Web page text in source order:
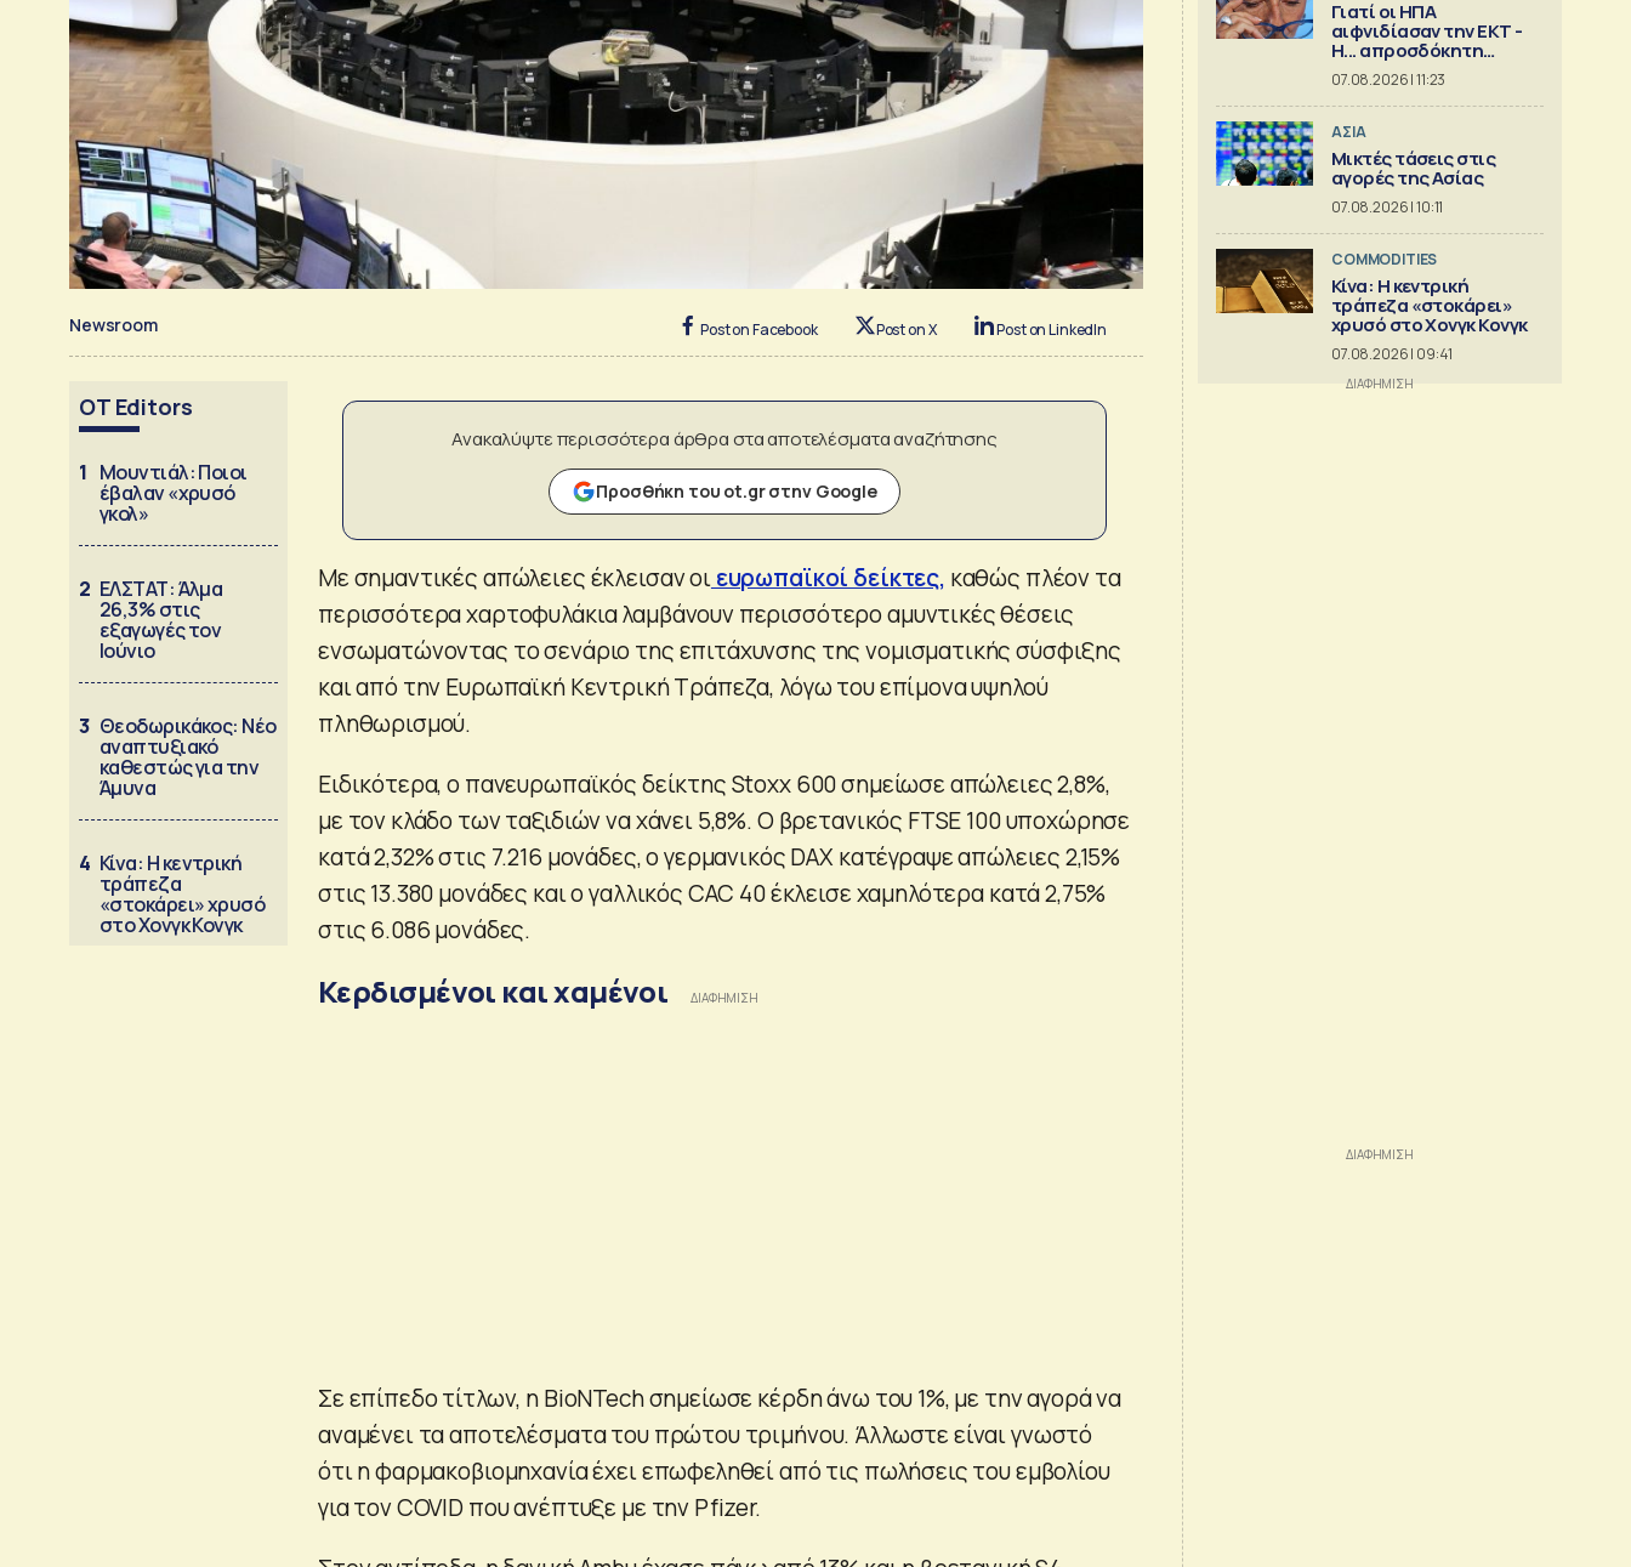
Newsroom Post on Facebook Post on X Post on LinkedIn
OT Editors
1 Μουντιάλ: Ποιοι
έβαλαν «χρυσό
γκολ»
2 ΕΛΣΤΑΤ: Άλμα
26,3% στις
εξαγωγές τον
Ιούνιο
3 Θεοδωρικάκος: Νέο
αναπτυξιακό
καθεστώς για την
Άμυνα
4 Κίνα: Η κεντρική
τράπεζα
«στοκάρει» χρυσό
στο Χονγκ Κονγκ
Ανακαλύψτε περισσότερα άρθρα στα αποτελέσματα αναζήτησης
Προσθήκη του ot.gr στην Google
Με σημαντικές απώλειες έκλεισαν οιευρωπαϊκοί δείκτες, καθώς πλέον τα
περισσότερα χαρτοφυλάκια λαμβάνουν περισσότερο αμυντικές θέσεις
ενσωματώνοντας το σενάριο της επιτάχυνσης της νομισματικής σύσφιξης
και από την Ευρωπαϊκή Κεντρική Τράπεζα, λόγω του επίμονα υψηλού
πληθωρισμού.
Ειδικότερα, ο πανευρωπαϊκός δείκτης Stoxx 600 σημείωσε απώλειες 2,8%,
με τον κλάδο των ταξιδιών να χάνει 5,8%. Ο βρετανικός FTSE 100 υποχώρησε
κατά 2,32% στις 7.216 μονάδες, ο γερμανικός DAX κατέγραψε απώλειες 2,15%
στις 13.380 μονάδες και ο γαλλικός CAC 40 έκλεισε χαμηλότερα κατά 2,75%
στις 6.086 μονάδες.
Κερδισμένοι και χαμένοι
Σε επίπεδο τίτλων, η BioNTech σημείωσε κέρδη άνω του 1%, με την αγορά να
αναμένει τα αποτελέσματα του πρώτου τριμήνου. Άλλωστε είναι γνωστό
ότι η φαρμακοβιομηχανία έχει επωφεληθεί από τις πωλήσεις του εμβολίου
για τον COVID που ανέπτυξε με την Pfizer.
Γιατί οι ΗΠΑ
αιφνιδίασαν την ΕΚΤ -
Η... απροσδόκητη
κίνηση
07.08.2026 | 11:23
ΑΣΙΑ
Μικτές τάσεις στις
αγορές της Ασίας
07.08.2026 | 10:11
COMMODITIES
Κίνα: Η κεντρική
τράπεζα «στοκάρει»
χρυσό στο Χονγκ Κονγκ
07.08.2026 | 09:41